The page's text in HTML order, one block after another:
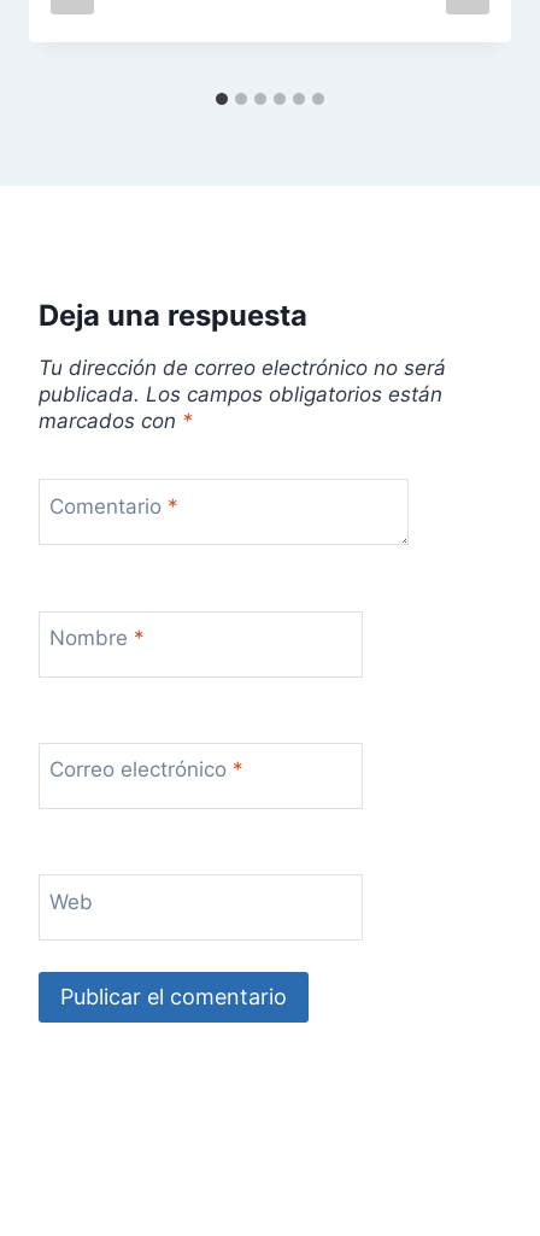
d
r
a
d
Deja una respuesta
Tu dirección de correo electrónico no será
publicada. Los campos obligatorios están
marcados con *
Comentario *
Nombre *
Correo electrónico *
Web